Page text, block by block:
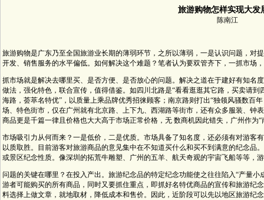
旅游购物怎样实现大发
陈南江
旅游购物是广东乃至全国旅游业长期的薄弱环节，之所以薄弱，一是认识问题，对
开发、销售服务的水平偏低。如何解决这个难题？笔者认为要双管齐下，一抓市场
抓市场就是解决去哪里买、是否方便、是否放心的问题。解决之道在于建好有知名
做法，强化特色，联合宣传，值得借鉴。如四川北路是“看看逛逛其它路，买卖请
海路，荟萃名特优”，以质量上乘品牌优秀招徕顾客；南京路则打出“独领风骚数百
场、特色街市，仅在广州就有北京路、上下九、西湖路等街市，还有众多服装、钟
商品更是千篇一律且价格也大大高于市场正常价格，无 数商机因此错失，广州作为
市场吸引力从何而来？一是低价，二是优质。市场具备了知名度，还必须有对游客
以质取胜。目前游客对旅游商品的意见集中在不知道买什么和买不到满意的纪念品
或景区纪念性质。像深圳的拓荒牛雕塑、广州的五羊、航天奇观的宇宙飞船等等，
问题的关键在哪里？在投入产出。旅游纪念品的特定纪念功能使之往往陷入“产量
游者可能购买的所有商品，同时又要抓住重点，即抓好名特优商品的宣传和旅游纪
料选择上做文章，就地取材，降低成本和售价。因此，近阶段可以先以地区旅游纪